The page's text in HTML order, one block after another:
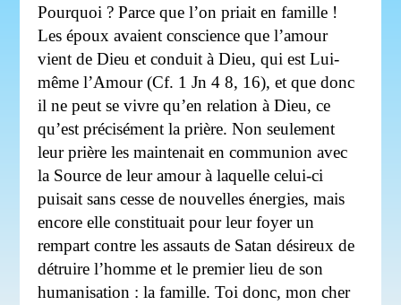
Pourquoi ? Parce que l’on priait en famille !
Les époux avaient conscience que l’amour
vient de Dieu et conduit à Dieu, qui est Lui-
même l’Amour (Cf. 1 Jn 4 8, 16), et que donc
il ne peut se vivre qu’en relation à Dieu, ce
qu’est précisément la prière. Non seulement
leur prière les maintenait en communion avec
la Source de leur amour à laquelle celui-ci
puisait sans cesse de nouvelles énergies, mais
encore elle constituait pour leur foyer un
rempart contre les assauts de Satan désireux de
détruire l’homme et le premier lieu de son
humanisation : la famille. Toi donc, mon cher